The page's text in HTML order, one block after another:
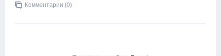
Комментарии (0)